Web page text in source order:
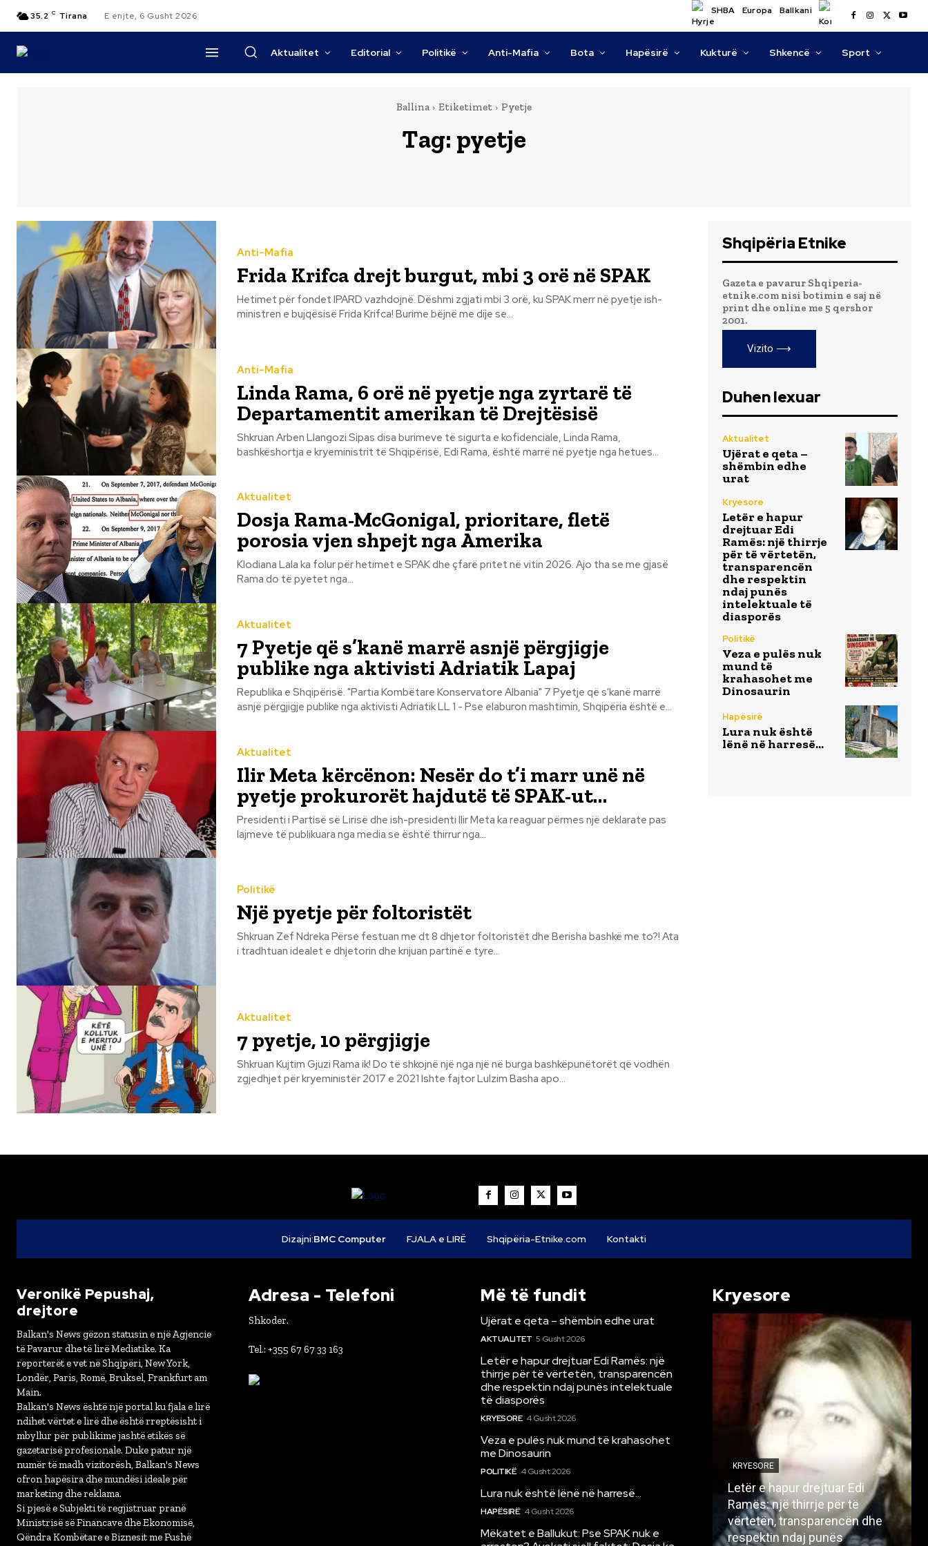
35.2 C Tirana E enjte, 6 Gusht 2026 SHBA Europa Ballkani
Aktualitet Editorial Politikë Anti-Mafia Bota Hapësirë Kukturë Shkencë Sport
Ballina Etiketimet Pyetje
Tag: pyetje
Anti-Mafia
Frida Krifca drejt burgut, mbi 3 orë në SPAK
Hetimet për fondet IPARD vazhdojnë. Dëshmi zgjati mbi 3 orë, ku SPAK merr në pyetje ish-
ministren e bujqësisë Frida Krifca! Burime bëjnë me dije se...
Anti-Mafia
Linda Rama, 6 orë në pyetje nga zyrtarë të
Departamentit amerikan të Drejtësisë
Shkruan Arben Llangozi Sipas disa burimeve të sigurta e kofidenciale, Linda Rama,
bashkëshortja e kryeministrit të Shqipërisë, Edi Rama, është marrë në pyetje nga hetues...
Aktualitet
Dosja Rama-McGonigal, prioritare, fletë
porosia vjen shpejt nga Amerika
Klodiana Lala ka folur për hetimet e SPAK dhe çfarë pritet në vitin 2026. Ajo tha se me gjasë
Rama do të pyetet nga...
Aktualitet
7 Pyetje që s’kanë marrë asnjë përgjigje
publike nga aktivisti Adriatik Lapaj
Republika e Shqipërisë. "Partia Kombëtare Konservatore Albania" 7 Pyetje që s'kanë marrë
asnjë përgjigje publike nga aktivisti Adriatik LL 1 - Pse elaburon mashtimin, Shqipëria është e...
Aktualitet
Ilir Meta kërcënon: Nesër do t’i marr unë në
pyetje prokurorët hajdutë të SPAK-ut…
Presidenti i Partisë së Lirisë dhe ish-presidenti Ilir Meta ka reaguar përmes një deklarate pas
lajmeve të publikuara nga media se është thirrur nga...
Politikë
Një pyetje për foltoristët
Shkruan Zef Ndreka Përse festuan me dt 8 dhjetor foltoristët dhe Berisha bashkë me to?! Ata
i tradhtuan idealet e dhjetorin dhe krijuan partinë e tyre...
Aktualitet
7 pyetje, 10 përgjigje
Shkruan Kujtim Gjuzi Rama ik! Do të shkojnë një nga një në burga bashkëpunëtorët që vodhën
zgjedhjet për kryeministër 2017 e 2021 Ishte fajtor Lulzim Basha apo...
Shqipëria Etnike
Gazeta e pavarur Shqiperia-
etnike.com nisi botimin e saj në
print dhe online me 5 qershor
2001.
Vizito ⟶
Duhen lexuar
Aktualitet
Ujërat e qeta –
shëmbin edhe
urat
Kryesore
Letër e hapur
drejtuar Edi
Ramës: një thirrje
për të vërtetën,
transparencën
dhe respektin
ndaj punës
intelektuale të
diasporës
Politikë
Veza e pulës nuk
mund të
krahasohet me
Dinosaurin
Hapësirë
Lura nuk është
lënë në harresë…
Dizajni:BMC Computer FJALA e LIRË Shqipëria-Etnike.com Kontakti
Veronikë Pepushaj,
drejtore
Balkan's News gëzon statusin e një Agjencie
të Pavarur dhe të lirë Mediatike. Ka
reporterët e vet në Shqipëri, New York,
Londër, Paris, Romë, Bruksel, Frankfurt am
Main.
Balkan's News është një portal ku fjala e lirë
ndihet vërtet e lirë dhe është rreptësisht i
mbyllur për publikime jashtë etikës së
gazetarisë profesionale. Duke patur një
numër të madh vizitorësh, Balkan's News
ofron hapësira dhe mundësi ideale për
marketing dhe reklama.
Si pjesë e Subjekti të regjistruar pranë
Ministrisë së Financave dhe Ekonomisë,
Qëndra Kombëtare e Biznesit me Fushë
Adresa - Telefoni
Shkoder.
Tel.: +355 67 67 33 163
Më të fundit
Ujërat e qeta – shëmbin edhe urat
AKTUALITET 5 Gusht 2026
Letër e hapur drejtuar Edi Ramës: një
thirrje për të vërtetën, transparencën
dhe respektin ndaj punës intelektuale
të diasporës
KRYESORE 4 Gusht 2026
Veza e pulës nuk mund të krahasohet
me Dinosaurin
POLITIKË 4 Gusht 2026
Lura nuk është lënë në harresë…
HAPËSIRË 4 Gusht 2026
Mëkatet e Ballukut: Pse SPAK nuk e
Kryesore
KRYESORE
Letër e hapur drejtuar Edi
Ramës: një thirrje për të
vërtetën, transparencën dhe
respektin ndaj punës